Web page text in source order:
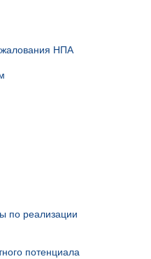
НПА
по реализации
потенциала